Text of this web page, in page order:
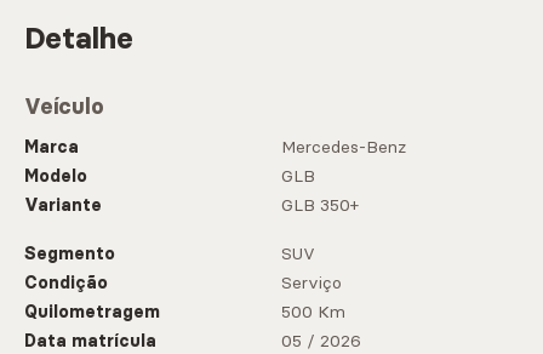
Detalhe
Veículo
Marca
Mercedes-Benz
Modelo
GLB
Variante
GLB 350+
Segmento
SUV
Condição
Serviço
Quilometragem
500 Km
Data matrícula
05 / 2026